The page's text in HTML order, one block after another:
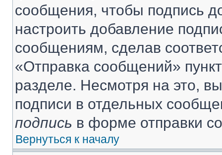
сообщения, чтобы подпись
настроить добавление
сообщениям, сделав
«Отправка сообщений»
разделе. Несмотря на это,
подписи в отдельных
подпись в форме отправки
Вернуться к началу